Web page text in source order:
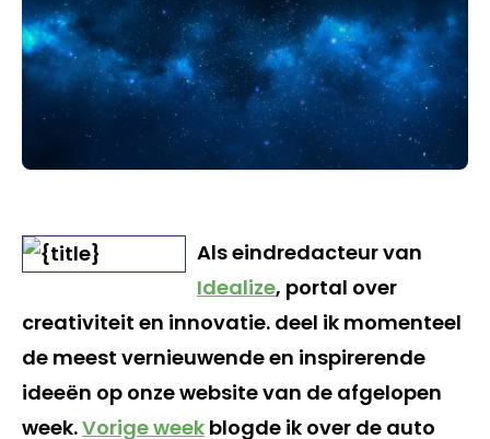
Als eindredacteur van
Idealize, portal over
creativiteit en innovatie. deel ik momenteel
de meest vernieuwende en inspirerende
ideeën op onze website van de afgelopen
week.Vorige week blogde ik over de auto